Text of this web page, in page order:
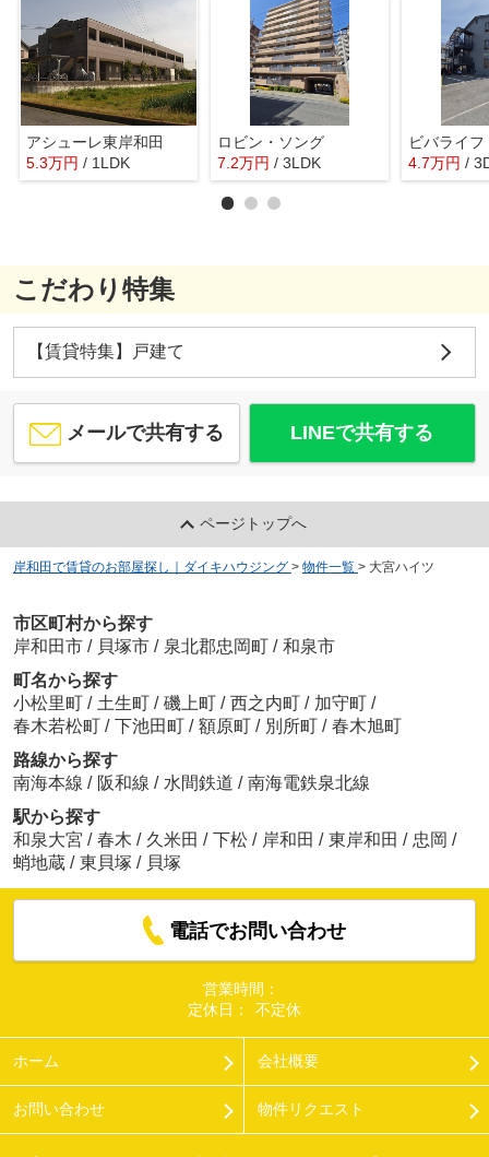
アシューレ東岸和田
5.3万円 / 1LDK
ロビン・ソング
7.2万円 / 3LDK
ビバライフ
4.7万円 /
こだわり特集
【賃貸特集】戸建て
メールで共有する LINEで共有する
ページトップへ
岸和田で賃貸のお部屋探し｜ダイキハウジング > 物件一覧 > 大宮ハイツ
市区町村から探す
岸和田市 / 貝塚市 / 泉北郡忠岡町 / 和泉市
町名から探す
小松里町 / 土生町 / 磯上町 / 西之内町 / 加守町 /
春木若松町 / 下池田町 / 額原町 / 別所町 / 春木旭町
路線から探す
南海本線 / 阪和線 / 水間鉄道 / 南海電鉄泉北線
駅から探す
和泉大宮 / 春木 / 久米田 / 下松 / 岸和田 / 東岸和田 / 忠岡 /
蛸地蔵 / 東貝塚 / 貝塚
電話でお問い合わせ
営業時間：
定休日：
不定休
ホーム 会社概要
お問い合わせ 物件リクエスト